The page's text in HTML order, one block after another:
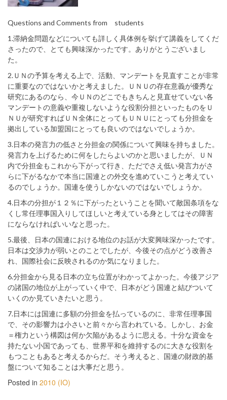
Questions and Comments from students
1.滞納金問題などについても詳しく具体例を挙げて講義をしてくだ
さったので、とても興味深かったです。ありがとうございまし
た。
2.ＵＮの予算を考える上で、活動、マンデートを見直すことが非常
に重要なのではないかと考えました。ＵＮＵの存在意義が優秀な
研究にあるのなら、今ＵＮのどこでもきちんと見直せていない各
マンデートの意義や重複しないような役割分担といったものをＵ
ＮＵが研究すればＵＮ全体にとってもＵＮＵにとっても分担金を
拠出している加盟国にとっても良いのではないでしょうか。
3.日本の発言力の低さと分担金の関係について興味を持ちました。
発言力を上げるために何をしたらよいのかと思いましたが、ＵＮ
内で分担金もこれから下がって行き、ただでさえ低い発言力がさ
らに下がるなかで本当に国連との外交を進めていこうと考えてい
るのでしょうか。国連を使うしかないのではないでしょうか。
4.日本の分担が１２％に下がったということを聞いて敵国条項をな
くし常任理事国入りしてほしいと考えている身としてはその障害
にならなければいいなと思った。
5.最後、日本の国連における地位のお話が大変興味深かったです。
日本は交渉力が弱いとのことでしたが、今後その点がどう改善さ
れ、国際社会に反映されるのか気になりました。
6.分担金から見る日本の立ち位置がわかってよかった。今後アジア
の諸国の地位が上がっていく中で、日本がどう国連と結びついて
いくのか見ていきたいと思う。
7.日本には国連に多額の分担金を払っているのに、非常任理事国
で、その影響力は小さいと前々から言われている。しかし、お金
＝権力という構図は何か欠陥があるように思える。十分な資金を
持たない小国であっても、世界平和を維持するのに大きな役割を
もつこともあると考えるからだ。そう考えると、国連の財政的基
盤について知ることは大事だと思う。
Posted in 2010 (IO)